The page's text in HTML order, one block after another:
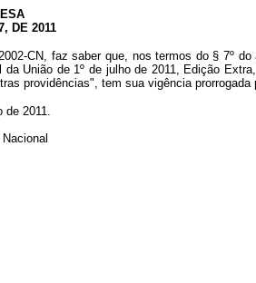
DE 2011
CN, faz saber que, nos termos do § 7º
da União de 1º de julho de 2011, Edição
providências", tem sua vigência
de 2011.